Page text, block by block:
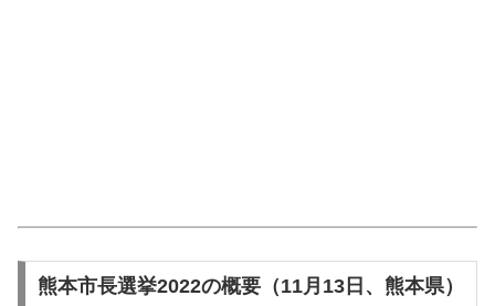
熊本市長選挙2022の概要（11月13日、熊本県）